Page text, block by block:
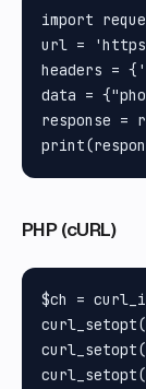
import
url =
headers =
data =
response =
PHP (cURL)
$ch =